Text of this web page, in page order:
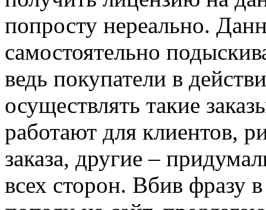
попросту нереально.
самостоятельно
ведь покупатели в
осуществлять такие
работают для клиентов,
заказа, другие –
всех сторон. Вбив фразу